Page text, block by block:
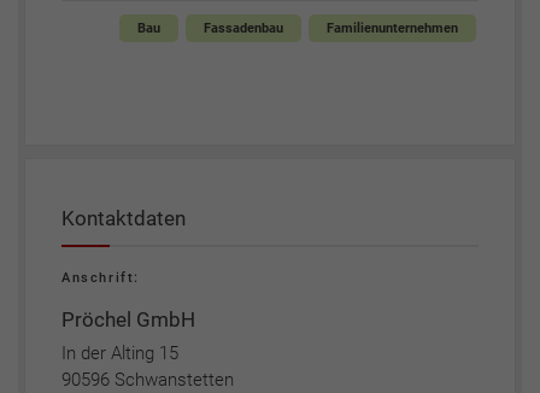
Bau Fassadenbau Familienunternehmen
Kontaktdaten
Anschrift:
Pröchel GmbH
In der Alting 15
90596 Schwanstetten